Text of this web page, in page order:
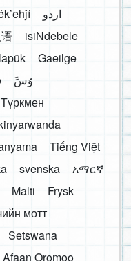
اردو
isiNdebele
Gaeilge
َوُسَ
Tiếng Việt
svenska
አማርኛ
Malti
Frysk
мотт
Setswana
Afaan Oromoo